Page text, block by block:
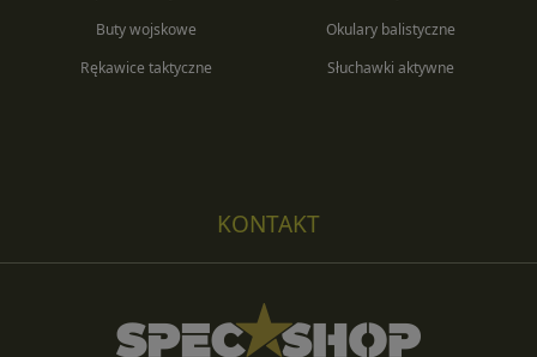
Buty wojskowe
Rękawice taktyczne
Okulary balistyczne
Słuchawki aktywne
KONTAKT